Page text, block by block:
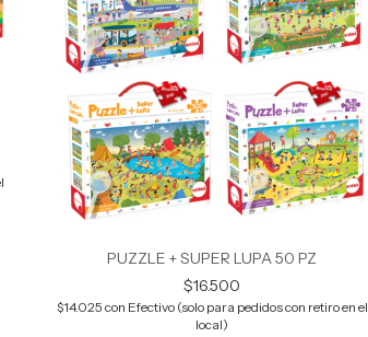
PUZZLE + SUPER LUPA 50 PZ
$16.500
$14.025 con Efectivo (solo para pedidos con retiro en el
local)